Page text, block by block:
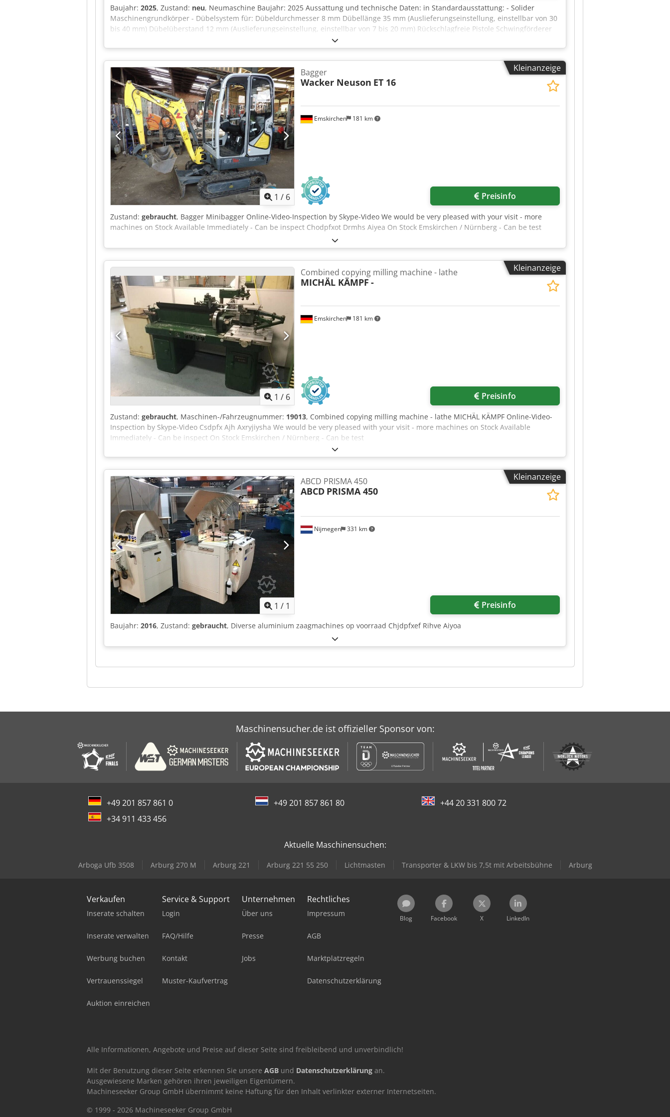
Baujahr: 2025, Zustand: neu, Neumaschine Baujahr: 2025 Aussattung und technische Daten: in Standardausstattung: - Solider
Maschinengrundkörper - Dübelsystem für: Dübeldurchmesser 8 mm Dübellänge 35 mm (Auslieferungseinstellung, einstellbar von 30
bis 40 mm) Dübelüberstand 12 mm (Auslieferungseinstellung, einstellbar von 7 bis 20 mm) Rückschlagfreie Pistole Schwingförderer
für den Dübeltransport Dübeldurchmesser- und Längenkontrolle mit Auto-DL-Selekt System - Wasserversorgungssystem für
vorgeleimte Dübel Wasserbehälter (Edelstahlbehälter 7,5 l) Geschlossenes Wassersytem mit 6 bar Wasserdruck und Spritzdüse -
Elektroniksteuerung mit: Hauptschalter Ein / Aus Programmwahlschalter Wasser / Wasser+Einschießen Potentiometer für die
Dübelzuführung über Schwingförderer Potentiometer für die Wasser-Einspritz-Menge Codpfx Aiowx Aadeysha Kontrolllampe zur
Anzeige des min. Wasserstandes im Wasserbehälter - Fahrwerk - Druckluft: 6 bar / Elektrik: 230V, 1Ph, 50Hz HoKuTech DübelJet mit
Option zur Gegenlochbearbeitung: 1 Stück HoKuTech | DübelJet mit Ausbausatz für LeimJet inkl. der Vorrichtungen zum
Einhängen/Anschließen im DübelJet inkl. höhenverstellbarer Aufhängung für Leimschlauch/ inklusive: 1 HoKuTech | LeimJet
Leimangabegerät zur Gegenlochbearbeitung Viskosität für PVAc-Leime bis 75.000 mPas Inkl. Dübeldüse für Ø 8 mm, Spitzdüse
Standort: Flörsheim Verfügbarkeit: Sofort
Kleinanzeige
1 / 6
Emskirchen 181 km
Bagger
Wacker Neuson ET 16
Preisinfo
Zustand: gebraucht, Bagger Minibagger Online-Video-Inspection by Skype-Video We would be very pleased with your visit - more
machines on Stock Available Immediately - Can be inspect Chodpfxot Drmhs Aiyea On Stock Emskirchen / Nürnberg - Can be test
Kleinanzeige
1 / 6
Emskirchen 181 km
Combined copying milling machine - lathe
MICHÄL KÄMPF -
Preisinfo
Zustand: gebraucht, Maschinen-/Fahrzeugnummer: 19013, Combined copying milling machine - lathe MICHÄL KÄMPF Online-Video-
Inspection by Skype-Video Csdpfx Ajh Axryjiysha We would be very pleased with your visit - more machines on Stock Available
Immediately - Can be inspect On Stock Emskirchen / Nürnberg - Can be test
Kleinanzeige
1 / 1
Nijmegen 331 km
ABCD PRISMA 450
ABCD PRISMA 450
Preisinfo
Baujahr: 2016, Zustand: gebraucht, Diverse aluminium zaagmachines op voorraad Chjdpfxef Rihve Aiyoa
Maschinensucher.de ist offizieller Sponsor von:
+49 201 857 861 0 +49 201 857 861 80
+44 20 331 800 72
+34 911 433 456
Aktuelle Maschinensuchen:
Arboga Ufb 3508 Arburg 270 M Arburg 221 Arburg 221 55 250 Lichtmasten Transporter & LKW bis 7,5t mit Arbeitsbühne Arburg
Verkaufen
Inserate schalten
Inserate verwalten
Werbung buchen
Vertrauenssiegel
Auktion einreichen
Service & Support
Login
FAQ/Hilfe
Kontakt
Muster-Kaufvertrag
Unternehmen
Über uns
Presse
Jobs
Rechtliches
Impressum
AGB
Marktplatzregeln
Datenschutzerklärung
Blog Facebook X LinkedIn
Alle Informationen, Angebote und Preise auf dieser Seite sind freibleibend und unverbindlich!
Mit der Benutzung dieser Seite erkennen Sie unsere AGB und Datenschutzerklärung an.
Ausgewiesene Marken gehören ihren jeweiligen Eigentümern.
Machineseeker Group GmbH übernimmt keine Haftung für den Inhalt verlinkter externer Internetseiten.
© 1999 - 2026 Machineseeker Group GmbH